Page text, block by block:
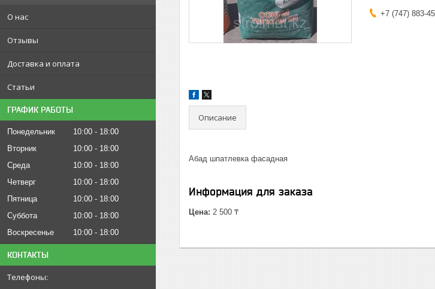
О нас
Отзывы
Доставка и оплата
Статьи
ГРАФИК РАБОТЫ
Понедельник 10:00
18:00
Вторник
10:00
18:00
Среда
10:00
18:00
Четверг
10:00
18:00
Пятница
10:00
18:00
Суббота
10:00
18:00
Воскресенье
10:00 18:00
КОНТАКТЫ
+7 (747) 883-
Описание
Абад шпатлевка фасадная
Информация для заказа
Цена: 2 500 ₸